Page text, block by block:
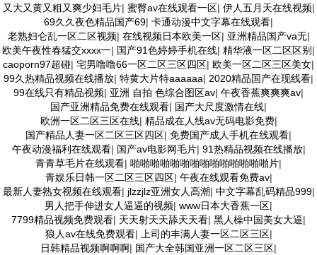
又大又黄又粗又爽少妇毛片| 蜜臀av在线观看一区| 伊人五月天在线视频|
69久久夜色精品国产69| 卡通动漫中文字幕在线观看|
老熟妇仑乱一区二区视频| 在线视频日本欧美一区| 亚洲精品国产va无|
欧美午夜性春猛交xxxx一| 国产91色婷婷手机在线| 精华液一区二区区别|
caoporn97超碰| 宅男噜噜66一区二区三区四区| 欧美一区二区三区美女|
99久热精品视频在线播放| 特黄大片特aaaaaa| 2020精品国产在现线看|
99在线只有精品视频| 亚洲 自拍 色综合图区av| 午夜香蕉爽爽爽av|
国产亚洲精品免费在线观看| 国产大尺度激情在线|
欧洲一区二区三区在线| 精品成在人线av无码电影免费|
国产精品人妻一区二区三区四区| 免费国产成人手机在线观看|
午夜动漫福利在线观看| 国产av电影网毛片| 91热精品视频在线播放|
青青草毛片在线观看| 啪啪啪啪啪啪啪啪啪啪啪啪啪啪片|
青娱乐日韩一区二区三区四区| 午夜在线观看免费av|
最新人妻熟女视频在线观看| jlzzjlz亚洲女人高潮| 中文字幕乱码精品999|
男人把手伸进女人逼逼的视频| www日本大香蕉一区|
7799精品视频免费观看| 天天射天天舔天天看| 黑人橾中国美女大逼|
狼人av在线免费观看| 上司的丰满人妻一区二区三区|
日韩精品视频啊啊啊| 国产大全韩国亚洲一区二区三区|